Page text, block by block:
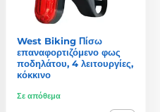
West Biking Πίσω
επαναφορτιζόμενο φως
ποδηλάτου, 4 λειτουργίες,
κόκκινο
Σε απόθεμα